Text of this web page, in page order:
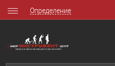
Определение